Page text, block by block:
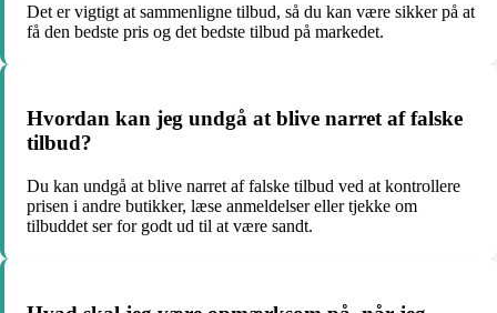
Det er vigtigt at sammenligne tilbud, så du kan være sikker på at
få den bedste pris og det bedste tilbud på markedet.
Hvordan kan jeg undgå at blive narret af falske
tilbud?
Du kan undgå at blive narret af falske tilbud ved at kontrollere
prisen i andre butikker, læse anmeldelser eller tjekke om
tilbuddet ser for godt ud til at være sandt.